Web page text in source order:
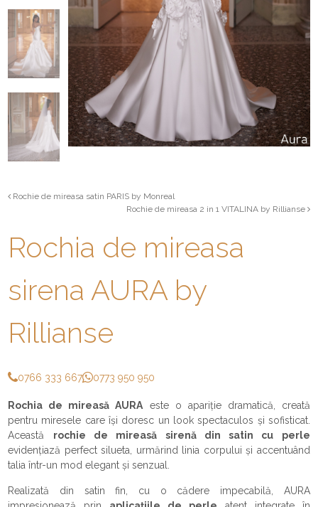
Rochie de mireasa satin PARIS by Monreal
Rochie de mireasa 2 in 1 VITALINA by Rillianse
Rochia de mireasa
sirena AURA by
Rillianse
0766 333 667 0773 950 950
Rochia de mireasă AURA este o apariție dramatică, creată
pentru miresele care își doresc un look spectaculos și sofisticat.
Această rochie de mireasă sirenă din satin cu perle
evidențiază perfect silueta, urmărind linia corpului și accentuând
talia într-un mod elegant și senzual.
Realizată din satin fin, cu o cădere impecabilă, AURA